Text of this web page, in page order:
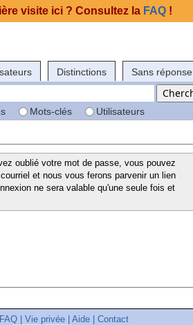
Distinctions Sans réponse
Mots-clés Utilisateurs
oublié votre mot de passe, vous pouvez
et nous vous ferons parvenir un lien
ne sera valable qu'une seule fois et
FAQ Vie privée Aide Contact
visite ici ? Consultez la FAQ !